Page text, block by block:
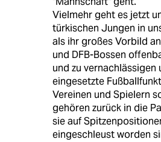
Vielmehr geht es jetzt
türkischen Jungen in
als ihr großes Vorbild
und DFB-Bossen
und zu vernachlässigen
eingesetzte
Vereinen und Spielern
gehören zurück in die
sie auf
eingeschleust worden